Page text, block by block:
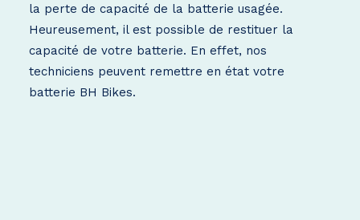
la perte de capacité de la batterie usagée.
Heureusement, il est possible de restituer la
capacité de votre batterie. En effet, nos
techniciens peuvent remettre en état votre
batterie BH Bikes.